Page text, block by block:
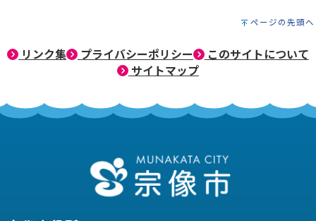
ページの先頭へ
リンク集 プライバシーポリシー
このサイトについて
サイトマップ